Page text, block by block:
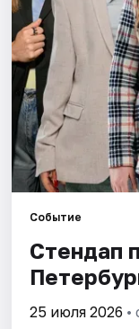
Рейтинги
Событие
Стендап
25 июля 2026 •